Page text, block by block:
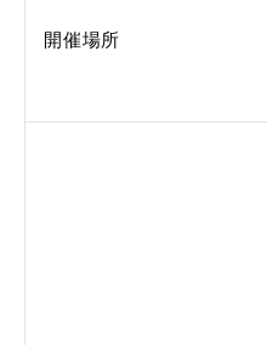
開催場所